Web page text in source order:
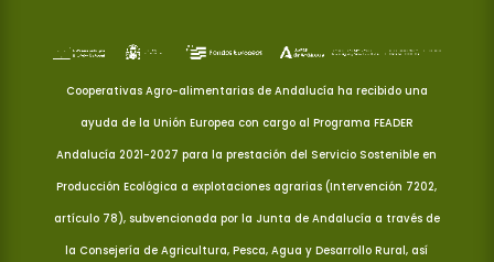
Cooperativas Agro-alimentarias de Andalucía ha recibido una
ayuda de la Unión Europea con cargo al Programa FEADER
Andalucía 2021-2027 para la prestación del Servicio Sostenible en
Producción Ecológica a explotaciones agrarias (Intervención 7202,
artículo 78), subvencionada por la Junta de Andalucía a través de
la Consejería de Agricultura, Pesca, Agua y Desarrollo Rural, así